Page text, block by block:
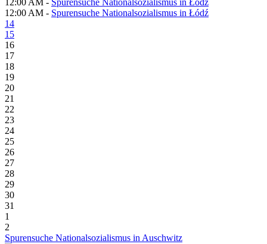
12:00 AM - Spurensuche Nationalsozialismus in Łódź
12:00 AM - Spurensuche Nationalsozialismus in Łódź
14
15
16
17
18
19
20
21
22
23
24
25
26
27
28
29
30
31
1
2
Spurensuche Nationalsozialismus in Auschwitz